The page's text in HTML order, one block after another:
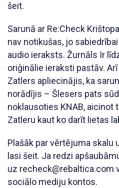
šeit.
Sarunā ar Re:Check
nav notikušas, jo
audio ieraksts. Žurnāls Ir
oriģinālie ieraksti pastāv.
Zatlers apliecinājis, ka
norādījis – Šlesers pats
noklausoties KNAB, aicinot
Zatleru kaut ko darīt lietas
Plašāk par vērtējuma skalu
lasi šeit. Ja redzi
uz recheck@rebaltica.com
sociālo mediju kontos.